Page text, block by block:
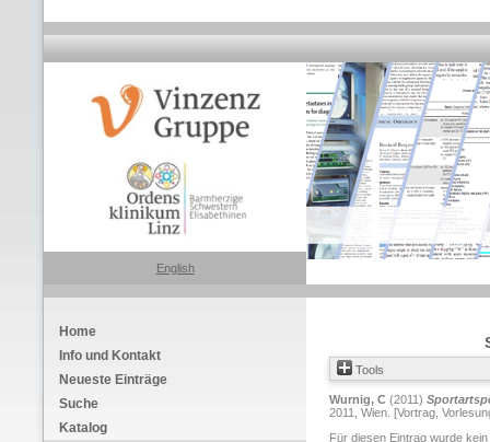
English
Home
Info und Kontakt
Neueste Einträge
Suche
Katalog
Tools
Wurnig, C (2011)
2011, Wien. [Vortrag,
Für diesen Eintrag wurde